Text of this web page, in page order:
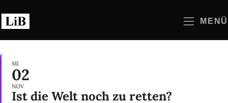
Inhalt
springen
MENÜ
MI
02
NOV
Ist die Welt noch zu retten?